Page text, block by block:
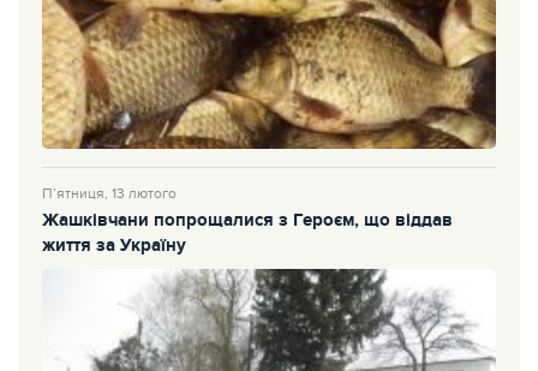
П’ятниця, 13 лютого
Жашківчани попрощалися з Героєм, що віддав
життя за Україну